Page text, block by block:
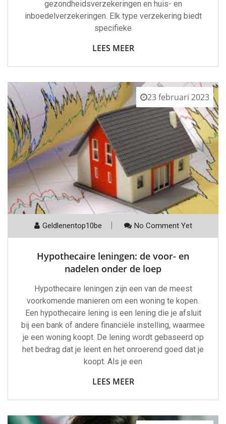
gezondheidsverzekeringen en huis- en
inboedelverzekeringen. Elk type verzekering biedt
specifieke
LEES MEER
23 februari 2023
Geldlenentop10be No Comment Yet
Hypothecaire leningen: de voor- en
nadelen onder de loep
Hypothecaire leningen zijn een van de meest
voorkomende manieren om een woning te kopen.
Een hypothecaire lening is een lening die je afsluit
bij een bank of andere financiële instelling, waarmee
je een woning koopt. De lening wordt gebaseerd op
het bedrag dat je leent en het onroerend goed dat je
koopt. Als je een
LEES MEER